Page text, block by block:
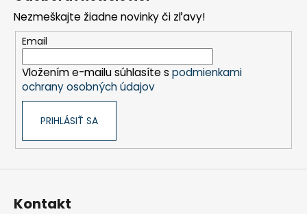
Nezmeškajte žiadne novinky či zľavy!
Email
Vložením e-mailu súhlasíte s podmienkami
ochrany osobných údajov
PRIHLÁSIŤ SA
Kontakt